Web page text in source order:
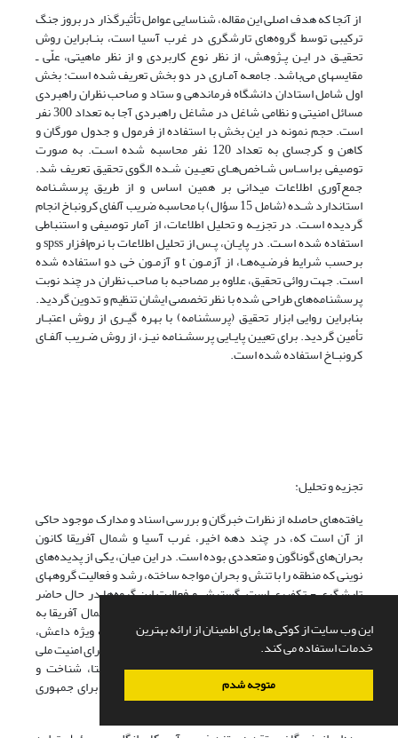
این وب سایت از کوکی ها برای اطمینان از ارائه بهترین
خدمات استفاده می کند.
متوجه شدم
از آنجا که هدف اصلی این مقاله، شناسایی عوامل تأثیرگذار در بروز جنگ
ترکیبی توسط گروه‌های تارشگری در غرب آسیا است، بنـابراین روش
تحقیـق در ایـن پـژوهش، از نظر نوع کاربردی و از نظر ماهیتی، علّی ـ
مقایسهای می‌باشد. جامعـه آمـاری در دو بخش تعریف شده است: بخش
اول شامل استادان دانشگاه فرماندهی و ستاد و صاحب نظران راهبردی
مسائل امنیتی و نظامی شاغل در مشاغل راهبردی آجا به تعداد 300 نفر
است. حجم نمونه در این بخش با استفاده از فرمول و جدول مورگان و
کاهن و کرجسای به تعداد 120 نفر محاسبه شده اسـت. به صورت
توصیفی براسـاس شـاخص‌هـای تعیـین شـده الگوی تحقیق تعریف شد.
جمع‌آوری اطلاعات میدانی بر همین اساس و از طریق پرسشـنامه
استاندارد شـده (شامل 15 سؤال) با محاسبه ضریب آلفای کرونباخ انجام
گردیده اسـت. در تجزیـه و تحلیل اطلاعات، از آمار توصیفی و استنباطی
استفاده شده اسـت. در پایـان، پـس از تحلیل اطلاعات با نرم‌افزار spss و
برحسب شرایط فرضـیه‌هـا، از آزمـون t و آزمـون خی دو استفاده شده
است. جهت روائی تحقیق، علاوه بر مصاحبه با صاحب نظران در چند نوبت
پرسشنامه‌های طراحی شده با نظر تخصصی ایشان تنظیم و تدوین گردید.
بنابراین روایی ابزار تحقیق (پرسشنامه) با بهره گیـری از روش اعتبـار
تأمین گردید. برای تعیین پایـایی پرسشـنامه نیـز، از روش ضـریب آلفـای
کرونبـاخ استفاده شده است.
تجزیه و تحلیل:
یافته‌های حاصله از نظرات خبرگان و بررسی اسناد و مدارک موجود حاکی
از آن است که، در چند دهه اخیر، غرب آسیا و شمال آفریقا کانون
بحران‌های گوناگون و متعددی بوده است. در این میان، یکی از پدیده‌های
نوینی که منطقه را با تنش و بحران مواجه ساخته، رشد و فعالیت گروههای
تارشگری - تکفیری است. گسترش و فعالیت این گروه‌ها در حال حاضر
یکی از مهم‌ترین معضلات منطقه راهبردی غرب آسیا و شمال آفریقا به
شمار می‌رود. علاوه بر این، امروزه گروه‌های تارشگری به ویژه داعش،
علاوه بر تهدیدات منطقه‌ای و بین‌المللی، تهدیدی جدی نیز برای امنیت ملی
جمهوری اسلامی ایران به‌شمار می‌روند. در همین راستا، شناخت و
پیگیری ماهیت این گروه از نظر منافع حیاتی و امنیت ملی برای جمهوری
اسلامی ایران حائز اهمیت بسیار است.